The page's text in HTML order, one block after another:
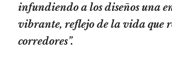
infundiendo a los diseños una
vibrante, reflejo de la vida que
corredores”.